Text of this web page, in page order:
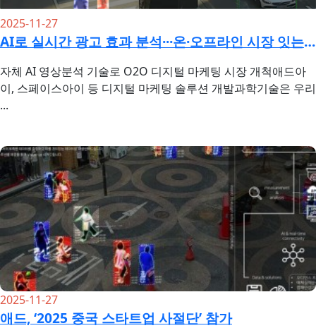
2025-11-27
AI로 실시간 광고 효과 분석···온·오프라인 시장 잇는 '애드'
자체 AI 영상분석 기술로 O2O 디지털 마케팅 시장 개척애드아
이, 스페이스아이 등 디지털 마케팅 솔루션 개발과학기술은 우리
...
2025-11-27
애드, ‘2025 중국 스타트업 사절단’ 참가